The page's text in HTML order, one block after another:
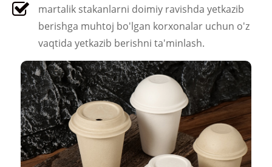
martalik stakanlarni doimiy ravishda yetkazib
berishga muhtoj bo'lgan korxonalar uchun o'z
vaqtida yetkazib berishni ta'minlash.